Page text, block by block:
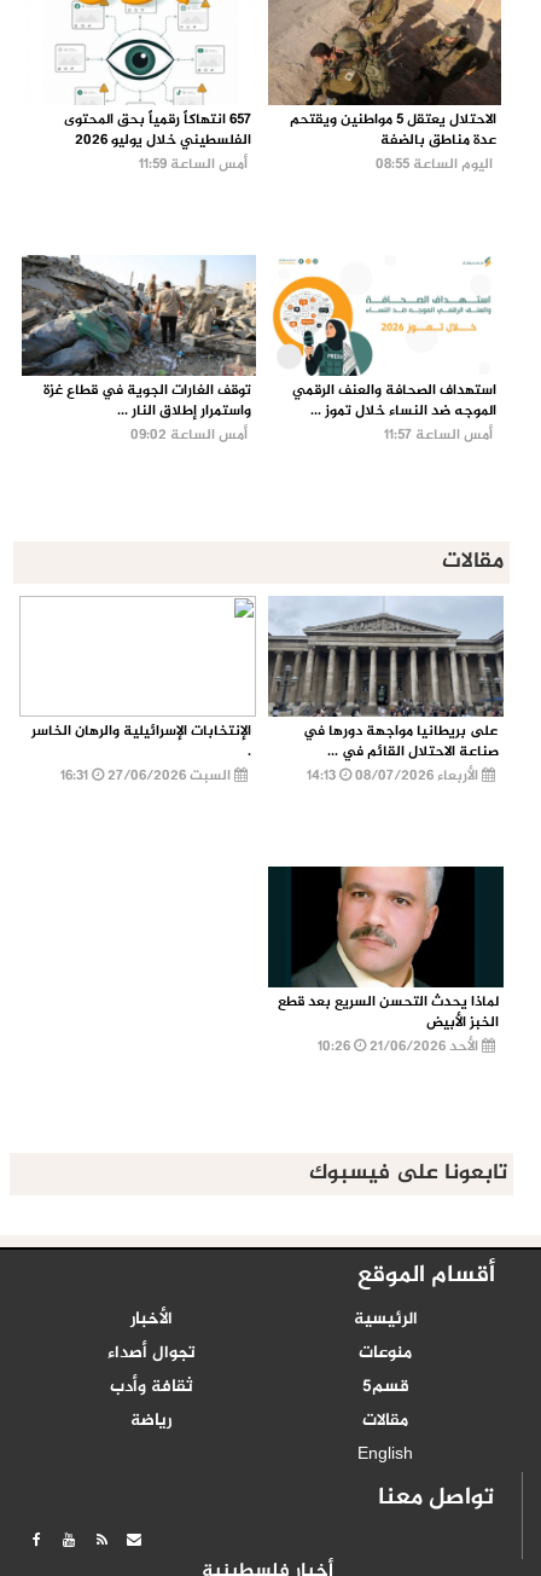
الاحتلال يعتقل 5 مواطنين ويقتحم
عدة مناطق بالضفة
اليوم الساعة 08:55
657 انتهاكاً رقمياً بحق المحتوى
الفلسطيني خلال يوليو 2026
أمس الساعة 11:59
استهداف الصحافة والعنف الرقمي
الموجه ضد النساء خلال تموز ...
أمس الساعة 11:57
توقف الغارات الجوية في قطاع غزة
واستمرار إطلاق النار ...
أمس الساعة 09:02
مقالات
على بريطانيا مواجهة دورها في
صناعة الاحتلال القائم في ...
الأربعاء 08/07/2026
الإنتخابات الإسرائيلية والرهان الخاسر
.
السبت 27/06/2026
16:31
لماذا يحدث التحسن السريع بعد قطع
الخبز الأبيض
الأحد 21/06/2026
تابعونا على فيسبوك
أقسام الموقع
الرئيسية
الأخبار
منوعات
تجوال أصداء
قسم5
ثقافة وأدب
مقالات
رياضة
English
تواصل معنا